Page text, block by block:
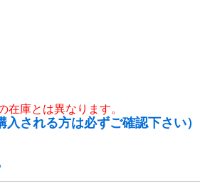
庫とは異なります。
される方は必ずご確認下さい）